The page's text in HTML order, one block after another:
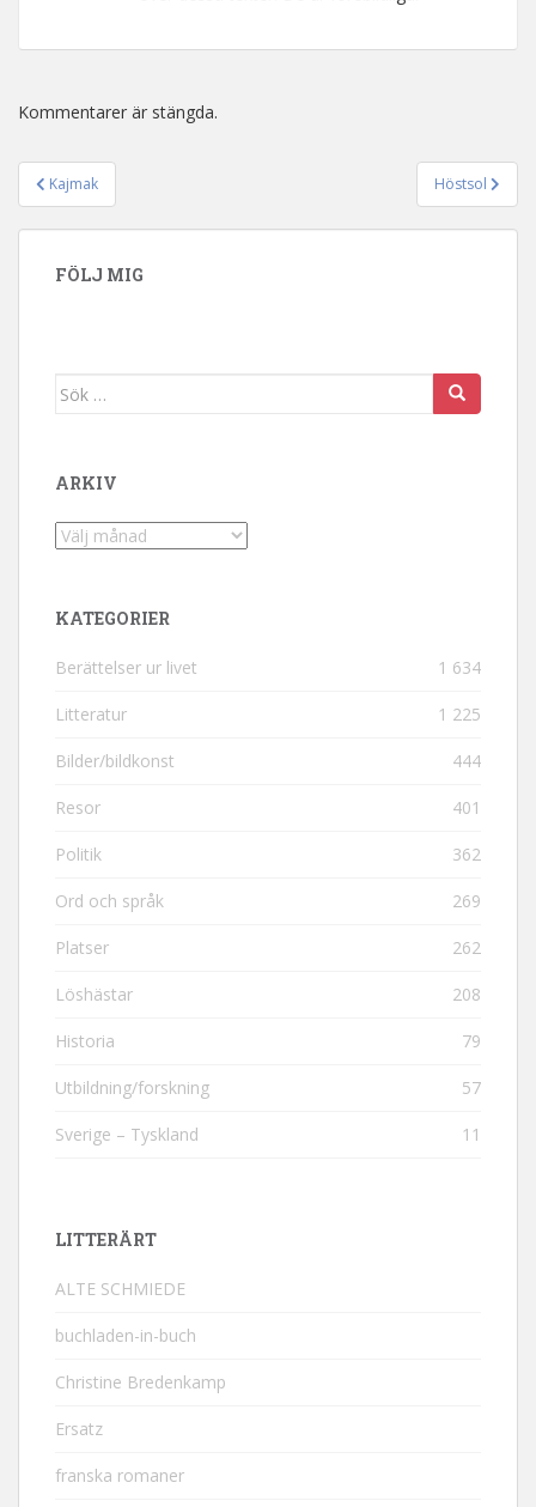
Kommentarer är stängda.
Inläggsnavigering
Kajmak Höstsol
FÖLJ MIG
Sök efter:
ARKIV
Arkiv
KATEGORIER
Berättelser ur livet 1 634
Litteratur 1 225
Bilder/bildkonst 444
Resor 401
Politik 362
Ord och språk 269
Platser 262
Löshästar 208
Historia 79
Utbildning/forskning 57
Sverige – Tyskland 11
LITTERÄRT
ALTE SCHMIEDE
buchladen-in-buch
Christine Bredenkamp
Ersatz
franska romaner